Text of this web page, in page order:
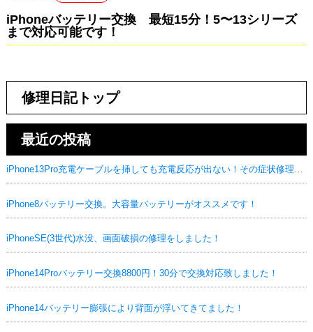
iPhoneバッテリー交換 最短15分！5〜13シリーズ
まで対応可能です！
修理日記トップ
最近の投稿
iPhone8バッテリー交換。大容量バッテリーがオススメです！
iPhoneSE(3世代)水没、画面破損の修理をしました！
iPhone14Proバッテリー交換8800円！30分で交換対応致しました！
iPhone14バッテリー膨張により背面が浮いてきてました！